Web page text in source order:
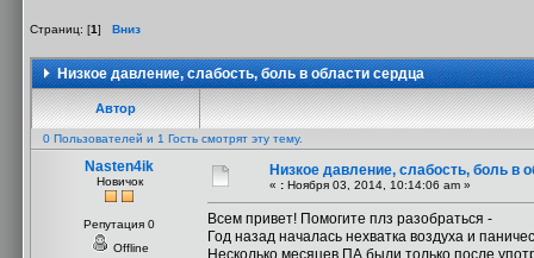
Страниц: [1] Вниз
Низкое давление, слабость, боль в области сердца
Автор
0 Пользователей и 1 Гость смотрят эту тему.
Nasten4ik
Новичок
Репутация 0
Offline
Низкое давление, слабость, боль в
« : Ноября 03, 2014, 10:14:06 am »
Всем привет! Помогите плз разобраться -
Год назад началась нехватка воздуха и
Несколько месяцев ПА были только после